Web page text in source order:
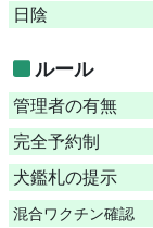
日陰
ルール
管理者の有無
完全予約制
犬鑑札の提示
混合ワクチン確認